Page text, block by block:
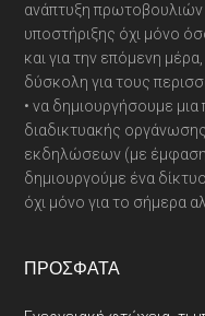
ανάπτυξη
υποστήριξης όχι μόνο
και για την επόμενη
δύσκολη για τους
• να δημιουργήσουμε
διαδικτυακής
εκδηλώσεων (με έμφαση
δημιουργούμε ένα
όχι μόνο για το σήμερα
ΠΡΌΣΦΑΤΑ